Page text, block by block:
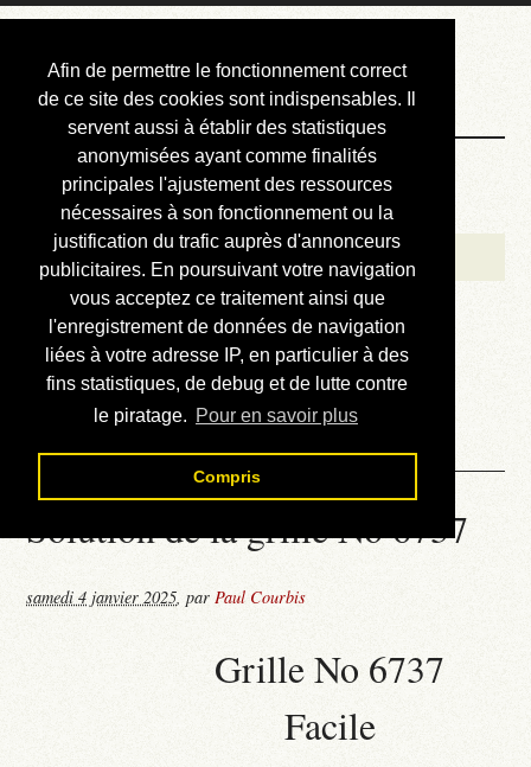
Afin de permettre le fonctionnement correct
de ce site des cookies sont indispensables. Il
servent aussi à établir des statistiques
anonymisées ayant comme finalités
principales l'ajustement des ressources
nécessaires à son fonctionnement ou la
justification du trafic auprès d'annonceurs
publicitaires. En poursuivant votre navigation
vous acceptez ce traitement ainsi que
l'enregistrement de données de navigation
liées à votre adresse IP, en particulier à des
fins statistiques, de debug et de lutte contre
le piratage. Pour en savoir plus
Compris
Courbis, « LE »
Blog Officiel
Bienvenue
Réalisations
Divers (et d’été)
Annonces
Liens externes
Téléchargement
Contact
Solution de la grille No 6737
samedi 4 janvier 2025,parPaul Courbis
Grille No 6737
Facile